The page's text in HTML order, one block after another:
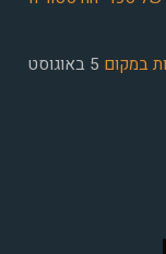
במקום
5 באוגוסט